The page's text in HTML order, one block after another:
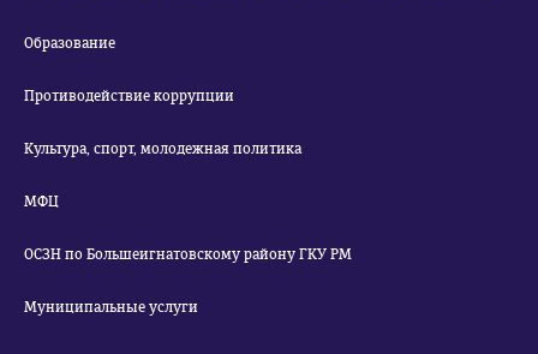
Образование
Противодействие коррупции
Культура, спорт, молодежная политика
МФЦ
ОСЗН по Большеигнатовскому району ГКУ РМ
Муниципальные услуги